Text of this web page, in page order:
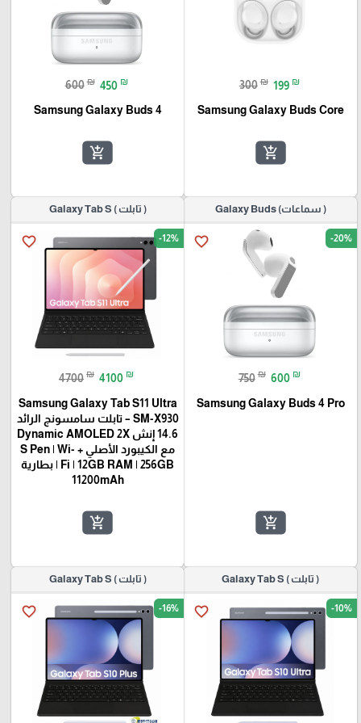
300 ₪ 199 ₪
Samsung Galaxy Buds Core
add_shopping_cart
600 ₪ 450 ₪
Samsung Galaxy Buds 4
add_shopping_cart
( سماعات) Galaxy Buds
favorite_border -20%
750 ₪ 600 ₪
Samsung Galaxy Buds 4 Pro
add_shopping_cart
( تابلت ) Galaxy Tab S
favorite_border -12%
4700 ₪ 4100 ₪
Samsung Galaxy Tab S11 Ultra
SM-X930 – تابلت سامسونج الرائد
14.6 إنش Dynamic AMOLED 2X
مع الكيبورد الأصلي + S Pen | Wi-
Fi | 12GB RAM | 256GB | بطارية
11200mAh
add_shopping_cart
( تابلت ) Galaxy Tab S
favorite_border -10%
( تابلت ) Galaxy Tab S
favorite_border -16%